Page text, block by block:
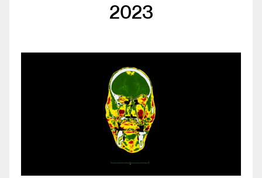
2023